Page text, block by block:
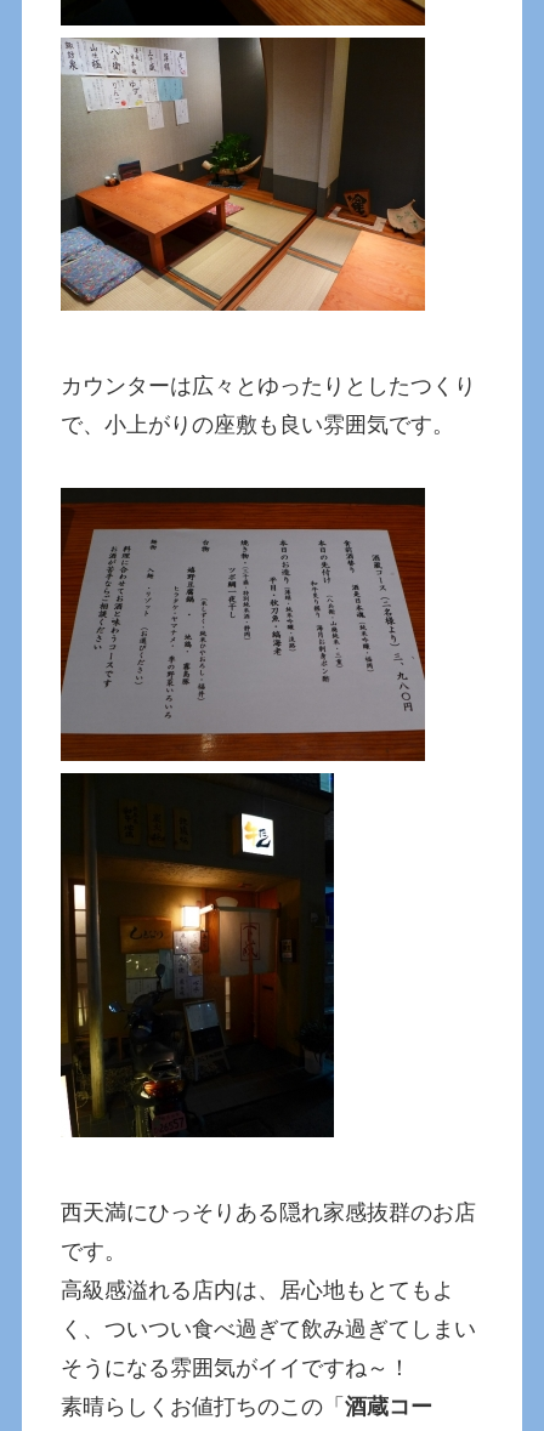
カウンターは広々とゆったりとしたつくり
で、小上がりの座敷も良い雰囲気です。
西天満にひっそりある隠れ家感抜群のお店
です。
高級感溢れる店内は、居心地もとてもよ
く、ついつい食べ過ぎて飲み過ぎてしまい
そうになる雰囲気がイイですね～！
素晴らしくお値打ちのこの「酒蔵コー